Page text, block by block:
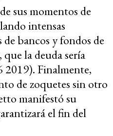
sus momentos de
intensas
bancos y fondos de
la deuda sería
2019). Finalmente,
de zoquetes sin otro
manifestó su
el fin del